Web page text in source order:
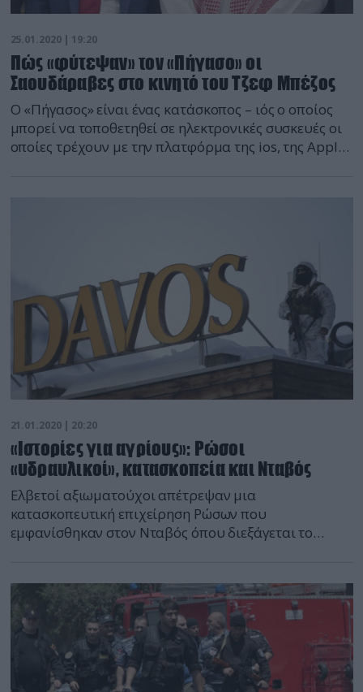
25.01.2020 | 19:20
Πώς «φύτεψαν» τον «Πήγασο» οι
Σαουδάραβες στο κινητό του Τζεφ Μπέζος
O «Πήγασος» είναι ένας κατάσκοπος – ιός ο οποίος
μπορεί να τοποθετηθεί σε ηλεκτρονικές συσκευές οι
οποίες τρέχουν με την πλατφόρμα της ios, της Αpple,
21.01.2020 | 20:20
«Ιστορίες για αγρίους»: Ρώσοι
«υδραυλικοί», κατασκοπεία και Νταβός
Ελβετοί αξιωματούχοι απέτρεψαν μια
κατασκοπευτική επιχείρηση Ρώσων που
εμφανίσθηκαν στον Νταβός όπου διεξάγεται το
εφημερίδας Tages-Anzeiger, με αφορμή την έναρξη
των εργασιών του Παγκόσμιου Οικονομικού
Φόρουμ, αλλά η Ελβετική αστυνομία δεν
επιβεβαίωσε σημαντικές λεπτομέρειες της υπόθεση
αυτής, στην οποία αναφέρεται το εν λόγω
δημοσίευμα. Η […]